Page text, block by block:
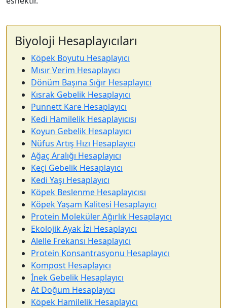
Biyoloji Hesaplayıcıları
Köpek Boyutu Hesaplayıcı
Mısır Verim Hesaplayıcı
Dönüm Başına Sığır Hesaplayıcı
Kısrak Gebelik Hesaplayıcı
Punnett Kare Hesaplayıcı
Kedi Hamilelik Hesaplayıcısı
Koyun Gebelik Hesaplayıcı
Nüfus Artış Hızı Hesaplayıcı
Ağaç Aralığı Hesaplayıcı
Keçi Gebelik Hesaplayıcı
Kedi Yaşı Hesaplayıcı
Köpek Beslenme Hesaplayıcısı
Köpek Yaşam Kalitesi Hesaplayıcı
Protein Moleküler Ağırlık Hesaplayıcı
Ekolojik Ayak İzi Hesaplayıcı
Alelle Frekansı Hesaplayıcı
Protein Konsantrasyonu Hesaplayıcı
Kompost Hesaplayıcı
İnek Gebelik Hesaplayıcı
At Doğum Hesaplayıcı
Köpek Hamilelik Hesaplayıcı